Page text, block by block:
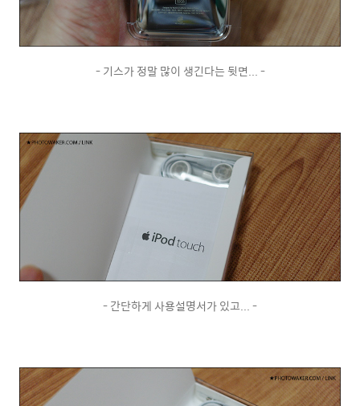
- 기스가 정말 많이 생긴다는 뒷면... -
- 간단하게 사용설명서가 있고... -